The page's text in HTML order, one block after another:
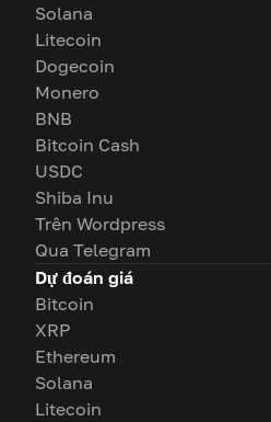
Solana
Litecoin
Dogecoin
Monero
BNB
Bitcoin Cash
USDC
Shiba Inu
Trên Wordpress
Qua Telegram
Dự đoán giá
Bitcoin
XRP
Ethereum
Solana
Litecoin